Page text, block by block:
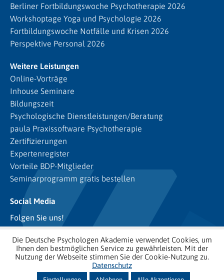
Berliner Fortbildungswoche Psychotherapie 2026
Workshoptage Yoga und Psychologie 2026
Fortbildungswoche Notfälle und Krisen 2026
Perspektive Personal 2026
Weitere Leistungen
Online-Vorträge
Inhouse Seminare
Bildungszeit
Psychologische Dienstleistungen/Beratung
paula Praxissoftware Psychotherapie
Zertifizierungen
Expertenregister
Vorteile BDP-Mitglieder
Seminarprogramm gratis bestellen
Social Media
Folgen Sie uns!
Die Deutsche Psychologen Akademie verwendet Cookies, um
Ihnen den bestmöglichen Service zu gewährleisten. Mit der
Nutzung der Webseite stimmen Sie der Cookie-Nutzung zu.
Datenschutz